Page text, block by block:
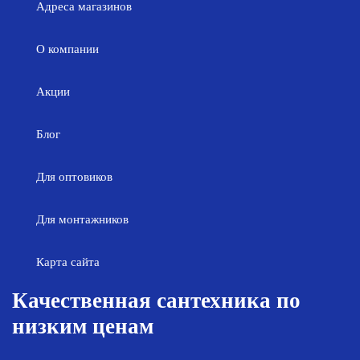
Адреса магазинов
О компании
Акции
Блог
Для оптовиков
Для монтажников
Карта сайта
Качественная сантехника по
низким ценам